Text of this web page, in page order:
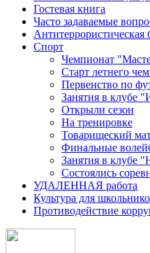
Гостевая книга
Часто задаваемые
Антитеррористическая
Спорт
Чемпионат
Старт летнего
Первенство по
Занятия в клубе
Открыли сезон
На тренировке
Товарищеский
Финальные
Занятия в клубе
Состоялись
УДАЛЕННАЯ работа
Культура для
Противодействие